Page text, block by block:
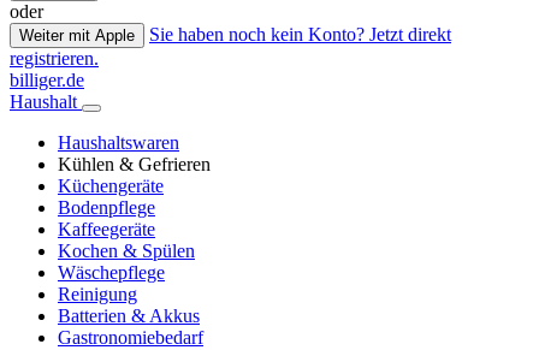
oder
Weiter mit Apple
Sie haben noch kein Konto? Jetzt direkt
registrieren.
billiger.de
Haushalt
Haushaltswaren
Kühlen & Gefrieren
Küchengeräte
Bodenpflege
Kaffeegeräte
Kochen & Spülen
Wäschepflege
Reinigung
Batterien & Akkus
Gastronomiebedarf